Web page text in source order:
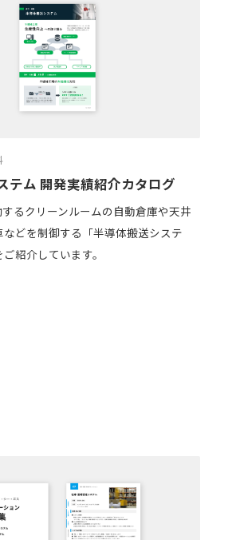
テム 開発実績紹介カタログ
るクリーンルームの自動倉庫や天井
どを制御する「半導体搬送システ
紹介しています。